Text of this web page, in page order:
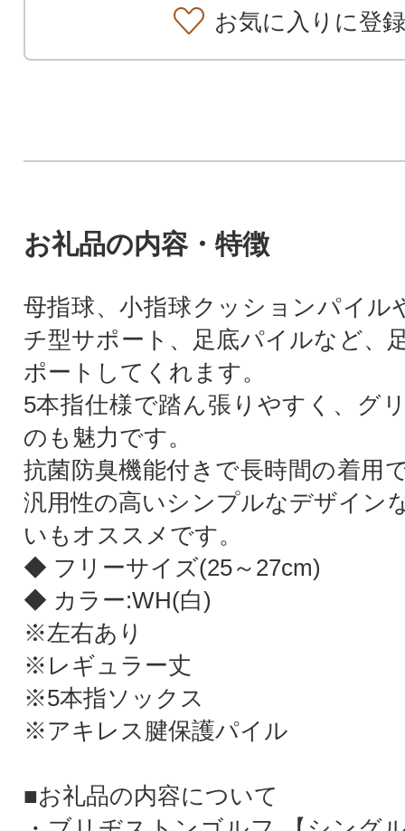
お気に入りに登録
お礼品の内容・特徴
母指球、小指球クッションパイル
チ型サポート、足底パイルなど、
ポートしてくれます。
5本指仕様で踏ん張りやすく、グ
のも魅力です。
抗菌防臭機能付きで長時間の着用
汎用性の高いシンプルなデザイン
いもオススメです。
◆ フリーサイズ(25～27cm)
◆ カラー:WH(白)
※左右あり
※レギュラー丈
※5本指ソックス
※アキレス腱保護パイル
■お礼品の内容について